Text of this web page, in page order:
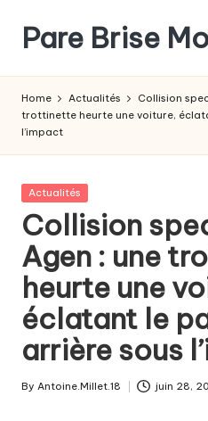
content
Pare Brise
Home Actualités
Collision
trottinette heurte une voiture,
l’impact
Posted
Actualités
Collision
Agen : une
heurte une
éclatant le
arrière sous
Posted
By Antoine.Millet.18 juin 28,